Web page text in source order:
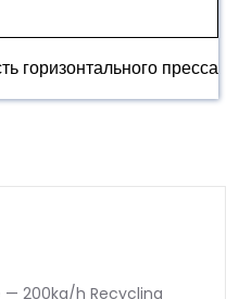
горизонтального пресса
— 200kg/h Recycling